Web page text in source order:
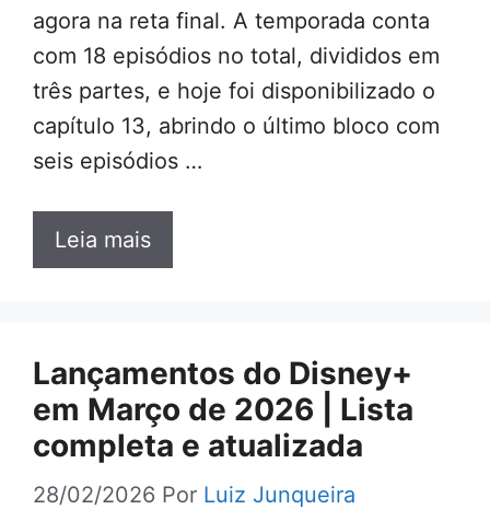
agora na reta final. A temporada conta
com 18 episódios no total, divididos em
três partes, e hoje foi disponibilizado o
capítulo 13, abrindo o último bloco com
seis episódios …
Leia mais
Lançamentos do Disney+
em Março de 2026 | Lista
completa e atualizada
28/02/2026 Por Luiz Junqueira